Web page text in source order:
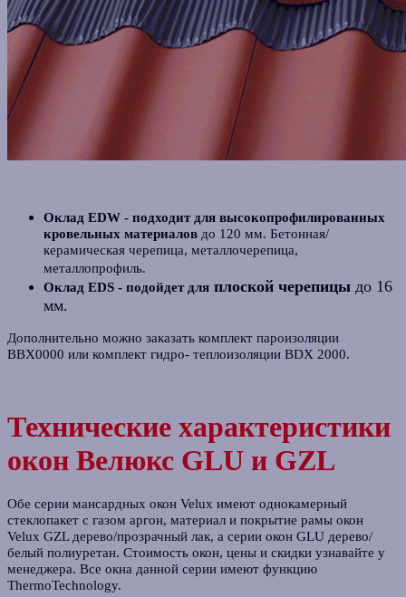
Оклад EDW - подходит для высокопрофилированных
кровельных материалов до 120 мм. Бетонная/
керамическая черепица, металлочерепица,
металлопрофиль.
Оклад EDS - подойдет для плоской черепицы до 16
мм.
Дополнительно можно заказать комплект пароизоляции
BBX0000 или комплект гидро- теплоизоляции BDX 2000.
Технические характеристики
окон Велюкс GLU и GZL
Обе серии мансардных окон Velux имеют однокамерный
стеклопакет с газом аргон, материал и покрытие рамы окон
Velux GZL дерево/прозрачный лак, а серии окон GLU дерево/
белый полиуретан. Стоимость окон, цены и скидки узнавайте у
менеджера. Все окна данной серии имеют функцию
ThermoTechnology.